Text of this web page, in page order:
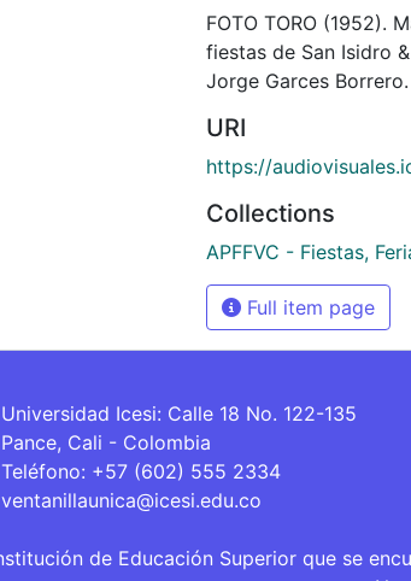
FOTO TORO (1952).
fiestas de San Isidro
Jorge Garces Borrero.
URI
https://
Collections
APFFVC - Fiestas,
Full item page
Universidad Icesi: Calle 18 No. 122-135
Pance, Cali - Colombia
Teléfono: +57 (602) 555 2334
ventanillaunica@icesi.edu.co
de Educación Superior que se